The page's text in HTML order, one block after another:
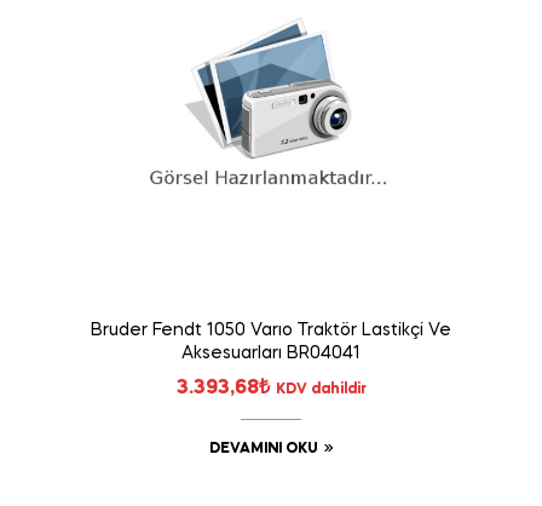
Bruder Fendt 1050 Varıo Traktör Lastikçi Ve
Aksesuarları BR04041
3.393,68₺ KDV dahildir
DEVAMINI OKU